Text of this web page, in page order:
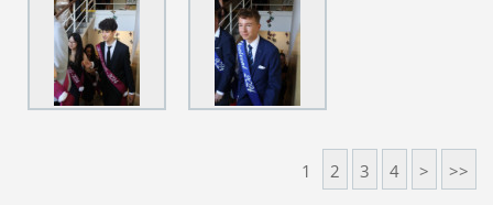
1 2 3 4 > >>